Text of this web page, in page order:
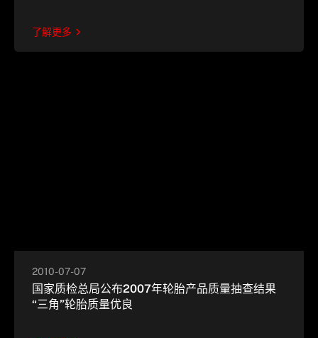
了解更多
2010-07-07
国家质检总局公布2007年轮胎产品质量抽查结果
“三角”轮胎质量优良